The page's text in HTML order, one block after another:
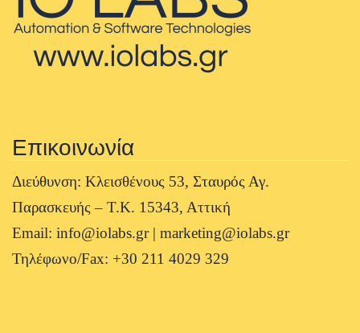
Επικοινωνία
Διεύθυνση: Κλεισθένους 53, Σταυρός Αγ.
Παρασκευής – Τ.Κ. 15343, Αττική
Email: info@iolabs.gr | marketing@iolabs.gr
Τηλέφωνο/Fax: +30 211 4029 329